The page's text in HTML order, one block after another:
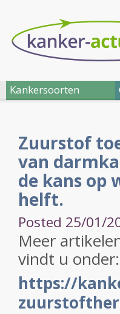
Kankersoorten
Zuurstof
van
de kans op
helft.
Posted 25/01/
Meer
vindt u onder:
https://